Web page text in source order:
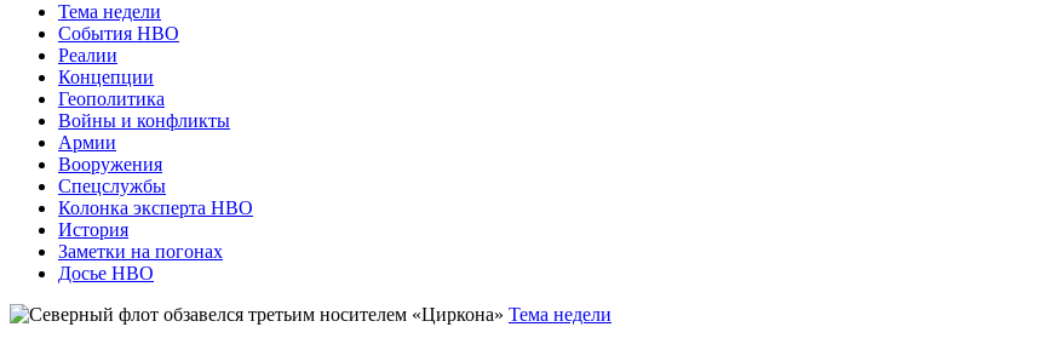
Тема недели
События НВО
Реалии
Концепции
Геополитика
Войны и конфликты
Армии
Вооружения
Спецслужбы
Колонка эксперта НВО
История
Заметки на погонах
Досье НВО
Тема недели